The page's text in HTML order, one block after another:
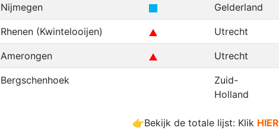
Nijmegen Gelderland
Rhenen (Kwintelooijen) Utrecht
Amerongen Utrecht
Bergschenhoek
Zuid-
Holland
👉Bekijk de totale lijst: Klik HIER